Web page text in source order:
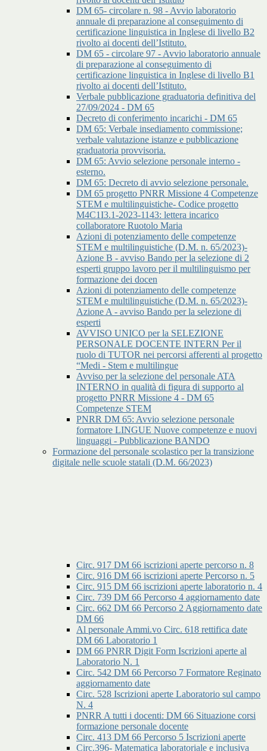
DM 65- circolare n. 98 - Avvio laboratorio
annuale di preparazione al conseguimento di
certificazione linguistica in Inglese di livello B2
rivolto ai docenti dell’Istituto.
DM 65 - circolare 97 - Avvio laboratorio annuale
di preparazione al conseguimento di
certificazione linguistica in Inglese di livello B1
rivolto ai docenti dell’Istituto.
Verbale pubblicazione graduatoria definitiva del
27/09/2024 - DM 65
Decreto di conferimento incarichi - DM 65
DM 65: Verbale insediamento commissione;
verbale valutazione istanze e pubblicazione
graduatoria provvisoria.
DM 65: Avvio selezione personale interno -
esterno.
DM 65: Decreto di avvio selezione personale.
DM 65 progetto PNRR Missione 4 Competenze
STEM e multilinguistiche- Codice progetto
M4C1I3.1-2023-1143: lettera incarico
collaboratore Ruotolo Maria
Azioni di potenziamento delle competenze
STEM e multilinguistiche (D.M. n. 65/2023)-
Azione B - avviso Bando per la selezione di 2
esperti gruppo lavoro per il multilinguismo per
formazione dei docen
Azioni di potenziamento delle competenze
STEM e multilinguistiche (D.M. n. 65/2023)-
Azione A - avviso Bando per la selezione di
esperti
AVVISO UNICO per la SELEZIONE
PERSONALE DOCENTE INTERN Per il
ruolo di TUTOR nei percorsi afferenti al progetto
“Medi - Stem e multilingue
Avviso per la selezione del personale ATA
INTERNO in qualità di figura di supporto al
progetto PNRR Missione 4 - DM 65
Competenze STEM
PNRR DM 65: Avvio selezione personale
formatore LINGUE Nuove competenze e nuovi
linguaggi - Pubblicazione BANDO
Formazione del personale scolastico per la transizione
digitale nelle scuole statali (D.M. 66/2023)
Circ. 917 DM 66 iscrizioni aperte percorso n. 8
Circ. 916 DM 66 iscrizioni aperte Percorso n. 5
Circ. 915 DM 66 iscrizioni aperte laboratorio n. 4
Circ. 739 DM 66 Percorso 4 aggiornamento date
Circ. 662 DM 66 Percorso 2 Aggiornamento date
DM 66
Al personale Ammi.vo Circ. 618 rettifica date
DM 66 Laboratorio 1
DM 66 PNRR Digit Form Iscrizioni aperte al
Laboratorio N. 1
Circ. 542 DM 66 Percorso 7 Formatore Reginato
aggiornamento date
Circ. 528 Iscrizioni aperte Laboratorio sul campo
N. 4
PNRR A tutti i docenti: DM 66 Situazione corsi
formazione personale docente
Circ. 413 DM 66 Percorso 5 Iscrizioni aperte
Circ.396- Matematica laboratoriale e inclusiva